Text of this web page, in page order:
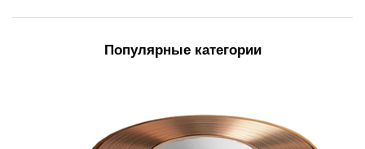
Популярные категории